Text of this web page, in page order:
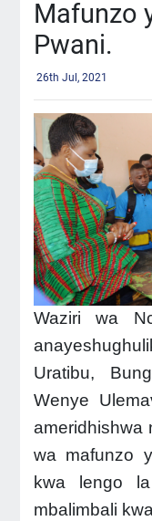
Mafunzo
Pwani.
26th Jul, 2021
Waziri wa
Uratibu,
Wenye
ameridhishwa
wa mafunzo
kwa lengo
mbalimbali